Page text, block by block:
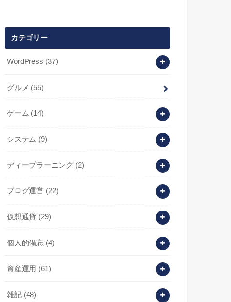
カテゴリー
WordPress (37)
グルメ (55)
ゲーム (14)
システム (9)
ディープラーニング (2)
ブログ運営 (22)
仮想通貨 (29)
個人的備忘 (4)
資産運用 (61)
雑記 (48)